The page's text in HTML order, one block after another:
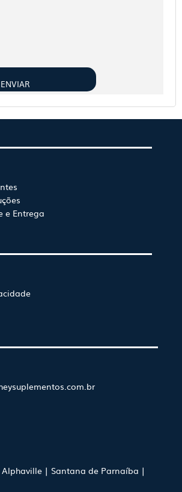
e Entrega
Alphaville | Santana de Parnaíba |